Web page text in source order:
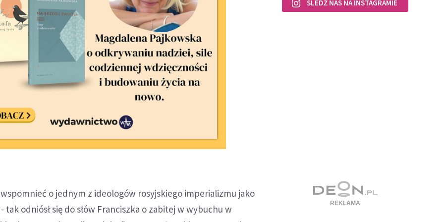
o jednym z ideologów rosyjskiego imperializmu jako
odniósł się do słów Franciszka o zabitej w wybuchu w
ŚLEDŹ NAS NA INSTAGRAMIE